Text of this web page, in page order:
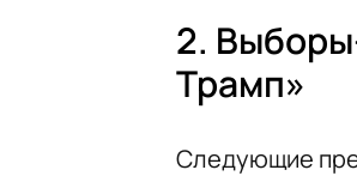
2.
Трамп»
Следующие